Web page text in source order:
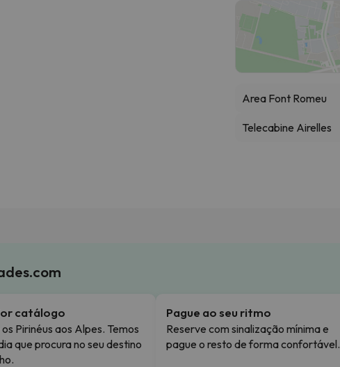
Area Font Romeu
Telecabine Airelles
catálogo
Pirinéus aos Alpes. Temos
que procura no seu destino
Pague ao seu ritmo
Reserve com sinalização mínima e
pague o resto de forma confortável.